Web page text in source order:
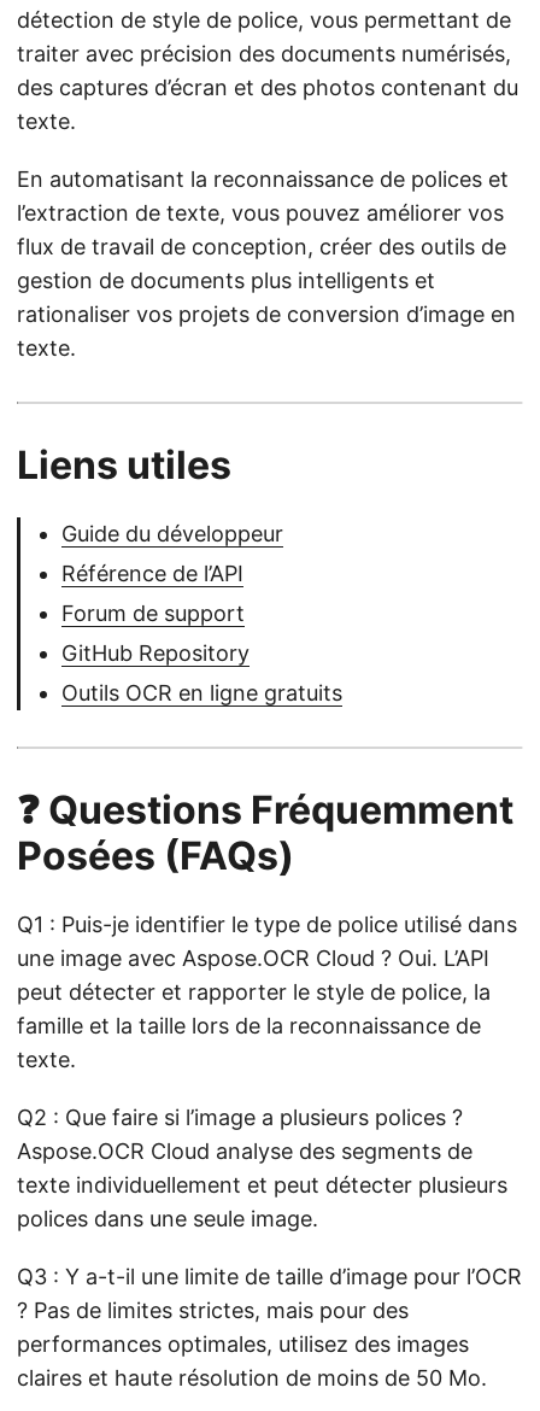
détection de style de police, vous permettant de
traiter avec précision des documents numérisés,
des captures d’écran et des photos contenant du
texte.
En automatisant la reconnaissance de polices et
l’extraction de texte, vous pouvez améliorer vos
flux de travail de conception, créer des outils de
gestion de documents plus intelligents et
rationaliser vos projets de conversion d’image en
texte.
Liens utiles
Guide du développeur
Référence de l’API
Forum de support
GitHub Repository
Outils OCR en ligne gratuits
❓ Questions Fréquemment
Posées (FAQs)
Q1 : Puis-je identifier le type de police utilisé dans
une image avec Aspose.OCR Cloud ? Oui. L’API
peut détecter et rapporter le style de police, la
famille et la taille lors de la reconnaissance de
texte.
Q2 : Que faire si l’image a plusieurs polices ?
Aspose.OCR Cloud analyse des segments de
texte individuellement et peut détecter plusieurs
polices dans une seule image.
Q3 : Y a-t-il une limite de taille d’image pour l’OCR
? Pas de limites strictes, mais pour des
performances optimales, utilisez des images
claires et haute résolution de moins de 50 Mo.